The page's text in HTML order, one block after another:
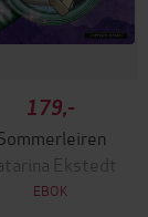
179,-
Ekstedt
EBOK